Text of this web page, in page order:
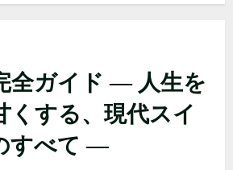
全ガイド ― 人生を
くする、現代スイ
すべて ―